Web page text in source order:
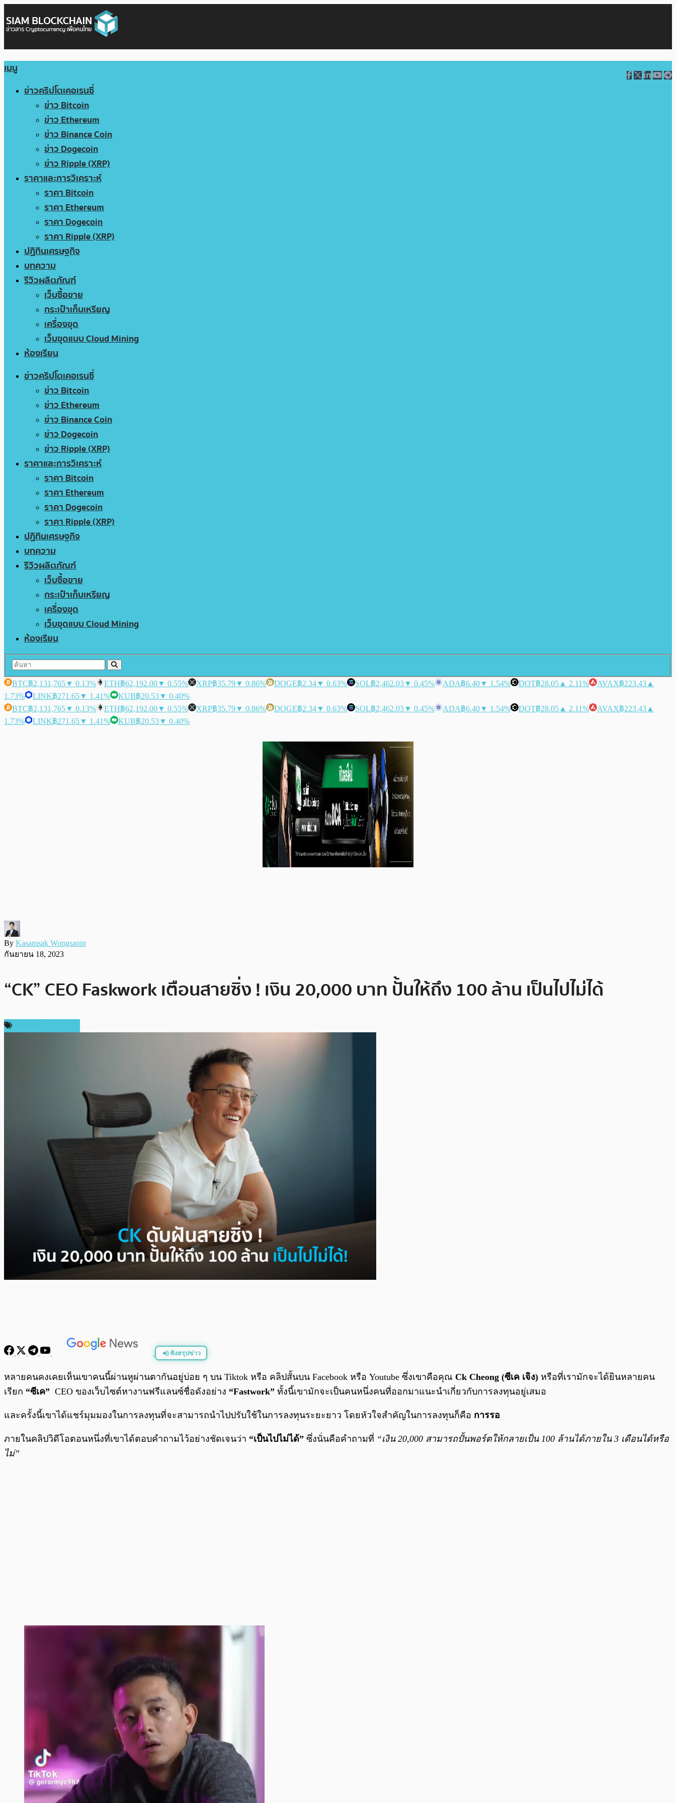
เมนู
ข่าวคริปโตเคอเรนซี่
ข่าว Bitcoin
ข่าว Ethereum
ข่าว Binance Coin
ข่าว Dogecoin
ข่าว Ripple (XRP)
ราคาและการวิเคราะห์
ราคา Bitcoin
ราคา Ethereum
ราคา Dogecoin
ราคา Ripple (XRP)
ปฏิทินเศรษฐกิจ
บทความ
รีวิวผลิตภัณฑ์
เว็บซื้อขาย
กระเป๋าเก็บเหรียญ
เครื่องขุด
เว็บขุดแบบ Cloud Mining
ห้องเรียน
ข่าวคริปโตเคอเรนซี่
ข่าว Bitcoin
ข่าว Ethereum
ข่าว Binance Coin
ข่าว Dogecoin
ข่าว Ripple (XRP)
ราคาและการวิเคราะห์
ราคา Bitcoin
ราคา Ethereum
ราคา Dogecoin
ราคา Ripple (XRP)
ปฏิทินเศรษฐกิจ
บทความ
รีวิวผลิตภัณฑ์
เว็บซื้อขาย
กระเป๋าเก็บเหรียญ
เครื่องขุด
เว็บขุดแบบ Cloud Mining
ห้องเรียน
BTC฿2,131,765▼ 0.13% ETH฿62,192.00▼ 0.55% XRP฿35.79▼ 0.86% DOGE฿2.34▼ 0.63% SOL฿2,462.03▼ 0.45% ADA฿6.40▼ 1.54% DOT฿28.05 ▲ 2.11% AVAX฿223.43 ▲
1.73%
LINK฿271.65▼ 1.41% KUB฿20.53▼ 0.40%
BTC฿2,131,765▼ 0.13% ETH฿62,192.00▼ 0.55% XRP฿35.79▼ 0.86% DOGE฿2.34▼ 0.63% SOL฿2,462.03▼ 0.45% ADA฿6.40▼ 1.54% DOT฿28.05 ▲ 2.11% AVAX฿223.43 ▲
1.73%
LINK฿271.65▼ 1.41% KUB฿20.53▼ 0.40%
By Kasamsak Wongsanin
กันยายน 18, 2023
“CK” CEO Faskwork เตือนสายซิ่ง ! เงิน 20,000 บาท ปั้นให้ถึง 100 ล้าน เป็นไปไม่ได้
ฟังสรุปข่าว
0:00
หลายคนคงเคยเห็นเขาคนนี้ผ่านหูผ่านตากันอยู่บ่อย ๆ บน Tiktok หรือ คลิปสั้นบน Facebook หรือ Youtube ซึ่งเขาคือคุณ Ck Cheong (ซีเค เจิง) หรือที่เรามักจะได้ยินหลายคน
เรียก “ซีเค” CEO ของเว็บไซต์หางานฟรีแลนซ์ชื่อดังอย่าง “Fastwork” ทั้งนี้เขามักจะเป็นคนหนึ่งคนที่ออกมาแนะนำเกี่ยวกับการลงทุนอยู่เสมอ
และครั้งนี้เขาได้แชร์มุมมองในการลงทุนที่จะสามารถนำไปปรับใช้ในการลงทุนระยะยาว โดยหัวใจสำคัญในการลงทุนก็คือ การรอ
ภายในคลิปวิดีโอตอนหนึ่งที่เขาได้ตอบคำถามไว้อย่างชัดเจนว่า “เป็นไปไม่ได้” ซึ่งนั่นคือคำถามที่ “เงิน 20,000 สามารถปั้นพอร์ตให้กลายเป็น 100 ล้านได้ภายใน 3 เดือนได้หรือ
ไม่”